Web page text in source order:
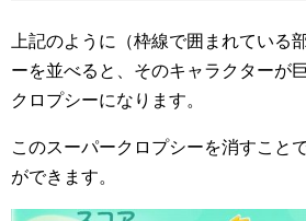
上記のように（枠線で囲まれている
ーを並べると、そのキャラクターが
クロプシーになります。
このスーパークロプシーを消すこと
ができます。